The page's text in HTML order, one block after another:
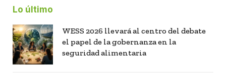
Lo último
WESS 2026 llevará al centro del debate
el papel de la gobernanza en la
seguridad alimentaria